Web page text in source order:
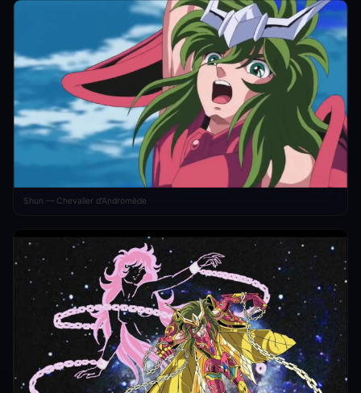
Shun — Chevalier d'Andromède